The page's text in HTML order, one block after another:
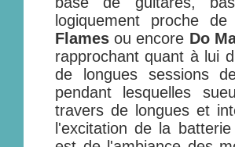
logiquement proche
Flames ou encore Do
rapprochant quant à lui
de longues sessions
pendant lesquelles
travers de longues et
l'excitation de la